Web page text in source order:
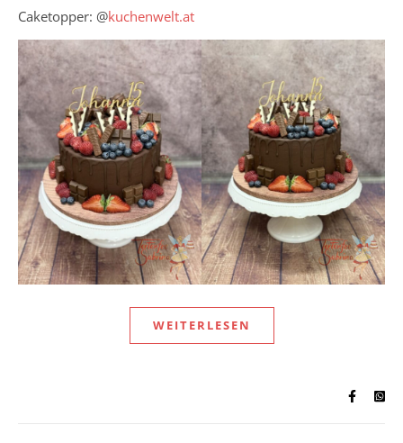
Caketopper: @kuchenwelt.at
WEITERLESEN